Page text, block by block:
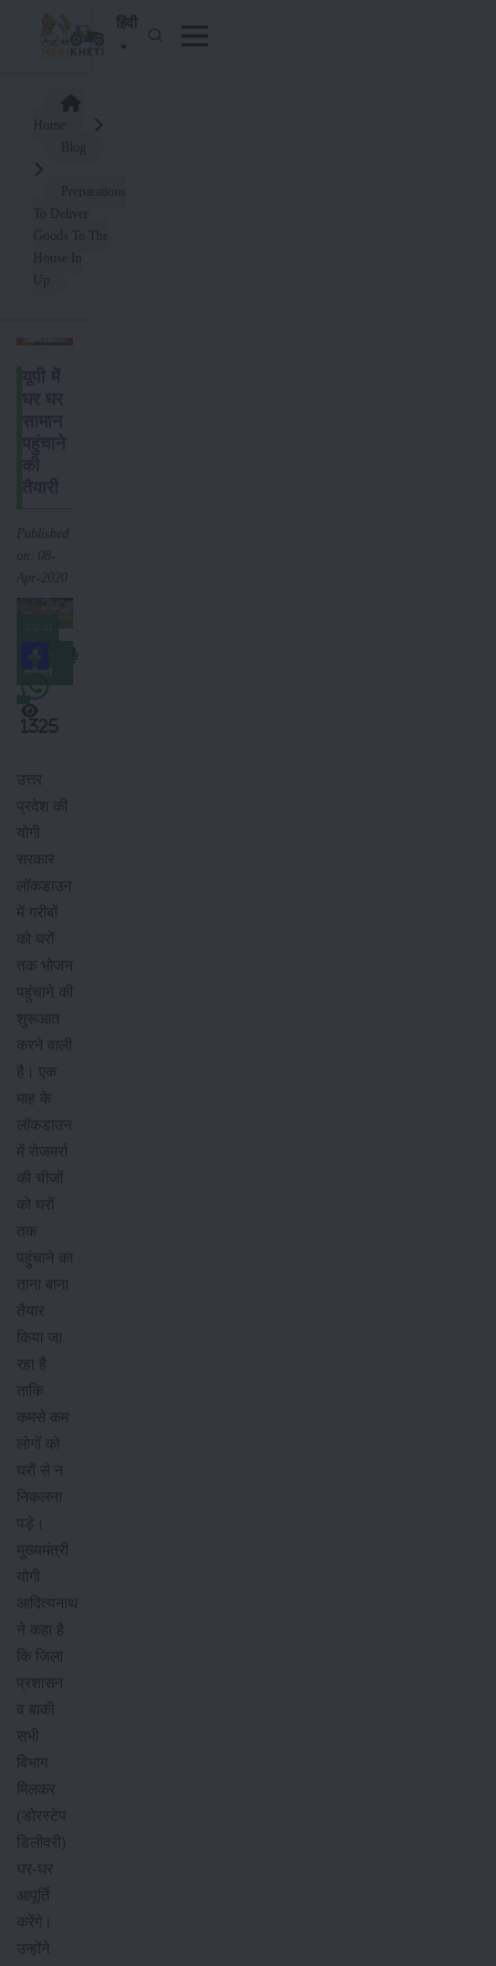
हिंदी
Published
on: 08-
Apr-2020
समाचार
1325
उत्तर
प्रदेश की
योगी
सरकार
लॉकडाउन
में गरीबों
को घरों
तक भोजन
पहुंचाने की
शुरूआत
करने वाली
है। एक
माह के
लॉकडाउन
में रोजमर्रा
की चीजों
को घरों
तक
पहुुंचाने का
ताना बाना
तैयार
किया जा
रहा है
ताकि
कमसे कम
लोगों को
घरों से न
निकलना
पड़े।
मुख्यमंत्री
योगी
आदित्यनाथ
ने कहा है
कि जिला
प्रशासन
व बाकी
सभी
विभाग
मिलकर
(डोरस्टेप
डिलीवरी)
घर-घर
आपूर्ति
करेंगे।
उन्होंने